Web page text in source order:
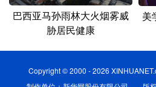
巴西亚马孙雨林大火烟雾威
胁居民健康
美
Copyright © 2000 - 2026